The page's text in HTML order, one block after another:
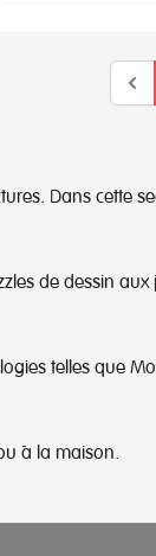
Dans cette
de dessin
telles que
à la maison.